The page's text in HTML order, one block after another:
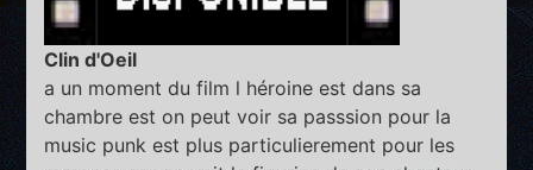
Clin d'Oeil
a un moment du film l héroine est dans sa
chambre est on peut voir sa passsion pour la
music punk est plus particulierement pour les